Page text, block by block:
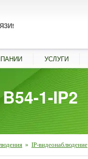
УСЛУГИ
1-IP2
» IP-видеонаблюдение